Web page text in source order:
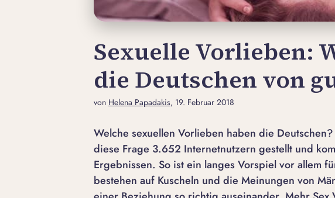
Sexuelle Vorlieben:
die Deutschen von
von Helena Papadakis, 19. Februar 2018
Welche sexuellen Vorlieben haben die
diese Frage 3.652 Internetnutzern gestellt und
Ergebnissen. So ist ein langes Vorspiel vor allem
bestehen auf Kuscheln und die Meinungen von